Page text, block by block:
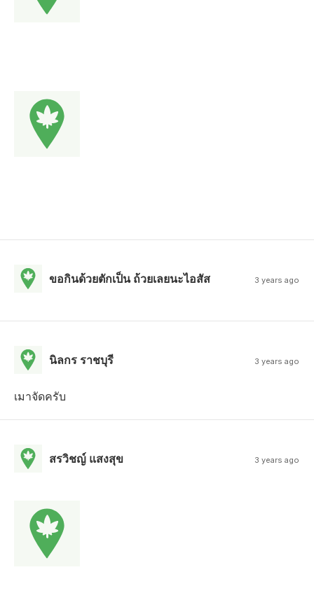
ขอกินด้วยตักเป็น ถ้วยเลยนะไอสัส 3 years ago
นิลกร ราชบุรี 3 years ago
เมาจัดครับ
สรวิชญ์ แสงสุข 3 years ago